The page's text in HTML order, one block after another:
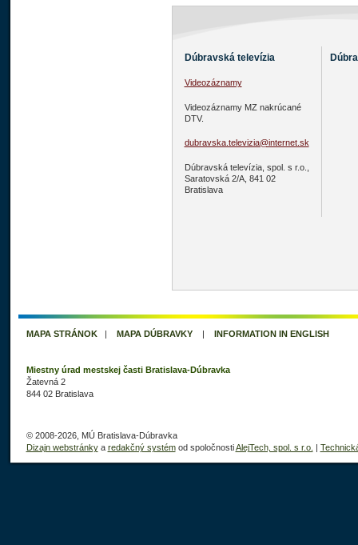
Dúbravská televízia
Videozáznamy
Videozáznamy MZ nakrúcané
DTV.
dubravska.televizia@internet.sk
Dúbravská televízia, spol. s r.o.,
Saratovská 2/A, 841 02
Bratislava
MAPA STRÁNOK| MAPA DÚBRAVKY| INFORMATION IN ENGLISH
Miestny úrad mestskej časti Bratislava-Dúbravka
Žatevná 2
844 02 Bratislava
© 2008-2026, MÚ Bratislava-Dúbravka
Dizajn webstránkya redakčný systémod spoločnostiAlejTech, spol. s r.o. |